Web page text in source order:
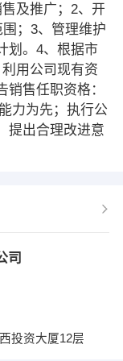
及推广；2、开
；3、管理维护
划。4、根据市
用公司现有资
售任职资格：
力为先；执行公
提出合理改进意
司
投资大厦12层